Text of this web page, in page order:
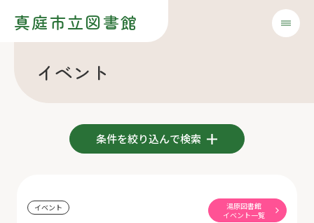
真庭市立図書館
イベント
条件を絞り込んで検索
イベント
湯原図書館
イベント一覧